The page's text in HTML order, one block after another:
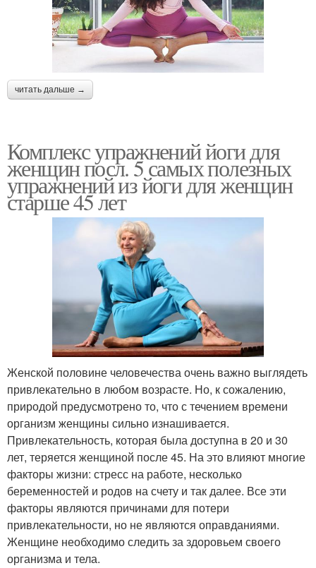
читать дальше →
Комплекс упражнений йоги для
женщин посл. 5 самых полезных
упражнений из йоги для женщин
старше 45 лет
Женской половине человечества очень важно выглядеть
привлекательно в любом возрасте. Но, к сожалению,
природой предусмотрено то, что с течением времени
организм женщины сильно изнашивается.
Привлекательность, которая была доступна в 20 и 30
лет, теряется женщиной после 45. На это влияют многие
факторы жизни: стресс на работе, несколько
беременностей и родов на счету и так далее. Все эти
факторы являются причинами для потери
привлекательности, но не являются оправданиями.
Женщине необходимо следить за здоровьем своего
организма и тела.